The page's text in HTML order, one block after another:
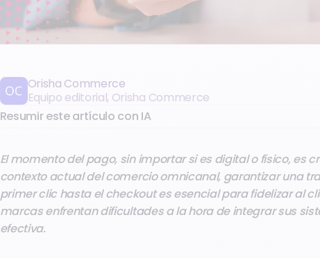
Orisha Commerce
Equipo editorial, Orisha Commerce
Resumir este artículo con IA
El momento del pago, sin importar si es digital o físico, es
contexto actual del comercio omnicanal, garantizar una
primer clic hasta el checkout es esencial para fidelizar al
marcas enfrentan dificultades a la hora de integrar sus
efectiva.